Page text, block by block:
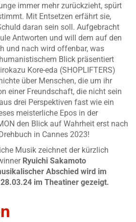
immer mehr zurückzieht, spürt
Mit Entsetzen erfährt sie,
daran sein soll. Aufgebracht
Antworten und will dem auf den
und nach wird offenbar, was
Blick präsentiert
Kore-eda (SHOPLIFTERS)
über Menschen, die um ihr
einer Freundschaft, die nicht sein
drei Perspektiven fast wie ein
meisterliche Epos in der
den Blick auf Wahrheit erst nach
in Cannes 2023!
Musik zeichnet der kürzlich
Ryuichi Sakamoto
Abschied wird im
im Theatiner gezeigt.